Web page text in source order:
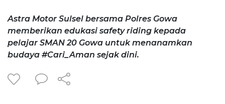
Astra Motor Sulsel bersama Polres Gowa
memberikan edukasi safety riding kepada
pelajar SMAN 20 Gowa untuk menanamkan
budaya #Cari_Aman sejak dini.